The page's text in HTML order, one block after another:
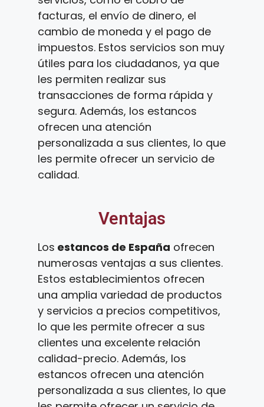
facturas, el envío de dinero, el
cambio de moneda y el pago de
impuestos. Estos servicios son muy
útiles para los ciudadanos, ya que
les permiten realizar sus
transacciones de forma rápida y
segura. Además, los estancos
ofrecen una atención
personalizada a sus clientes, lo que
les permite ofrecer un servicio de
calidad.
Ventajas
Los estancos de España ofrecen
numerosas ventajas a sus clientes.
Estos establecimientos ofrecen
una amplia variedad de productos
y servicios a precios competitivos,
lo que les permite ofrecer a sus
clientes una excelente relación
calidad-precio. Además, los
estancos ofrecen una atención
personalizada a sus clientes, lo que